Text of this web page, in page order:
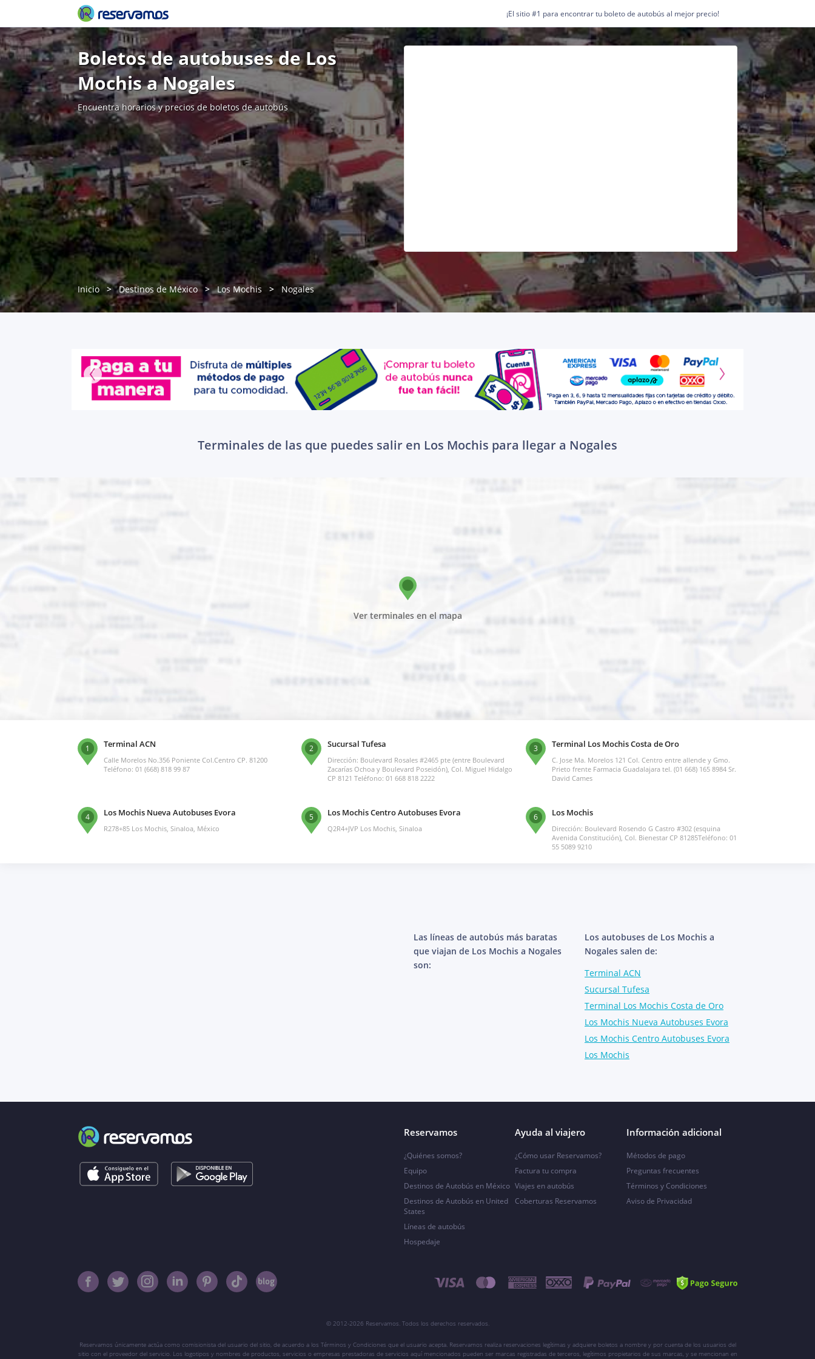
¡El sitio #1 para encontrar tu boleto de autobús al mejor precio!
Boletos de autobuses de Los
Mochis a Nogales
Encuentra horarios y precios de boletos de autobús
Inicio Destinos de México Los Mochis Nogales
Terminales de las que puedes salir en Los Mochis para llegar a Nogales
Ver terminales en el mapa
1 Terminal ACN
Calle Morelos No.356 Poniente Col.Centro CP. 81200
Teléfono: 01 (668) 818 99 87
2 Sucursal Tufesa
Dirección: Boulevard Rosales #2465 pte (entre Boulevard
Zacarías Ochoa y Boulevard Poseidón), Col. Miguel Hidalgo
CP 8121 Teléfono: 01 668 818 2222
3 Terminal Los Mochis Costa de Oro
C. Jose Ma. Morelos 121 Col. Centro entre allende y Gmo.
Prieto frente Farmacia Guadalajara tel. (01 668) 165 8984 Sr.
David Cames
4 Los Mochis Nueva Autobuses Evora
R278+85 Los Mochis, Sinaloa, México
5 Los Mochis Centro Autobuses Evora
Q2R4+JVP Los Mochis, Sinaloa
6 Los Mochis
Dirección: Boulevard Rosendo G Castro #302 (esquina
Avenida Constitución), Col. Bienestar CP 81285Teléfono: 01
55 5089 9210
Las líneas de autobús más baratas
que viajan de Los Mochis a Nogales
son:
Los autobuses de Los Mochis a
Nogales salen de:
Terminal ACN
Sucursal Tufesa
Terminal Los Mochis Costa de Oro
Los Mochis Nueva Autobuses Evora
Los Mochis Centro Autobuses Evora
Los Mochis
Reservamos
¿Quiénes somos?
Equipo
Destinos de Autobús en México
Destinos de Autobús en United
States
Líneas de autobús
Hospedaje
Ayuda al viajero
¿Cómo usar Reservamos?
Factura tu compra
Viajes en autobús
Coberturas Reservamos
Información adicional
Métodos de pago
Preguntas frecuentes
Términos y Condiciones
Aviso de Privacidad
© 2012-2026 Reservamos. Todos los derechos reservados.
Reservamos únicamente actúa como comisionista del usuario del sitio, de acuerdo a los Términos y Condiciones que el usuario acepta. Reservamos realiza reservaciones legítimas y adquiere boletos a nombre y por cuenta de los usuarios del
sitio con el proveedor del servicio. Los logotipos y nombres de productos, servicios o empresas prestadoras de servicios aquí mencionados pueden ser marcas registradas de terceros, legítimos propietarios de sus marcas, y se mencionan en